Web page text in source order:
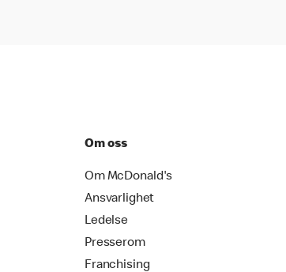
Om oss
Om McDonald's
Ansvarlighet
Ledelse
Presserom
Franchising